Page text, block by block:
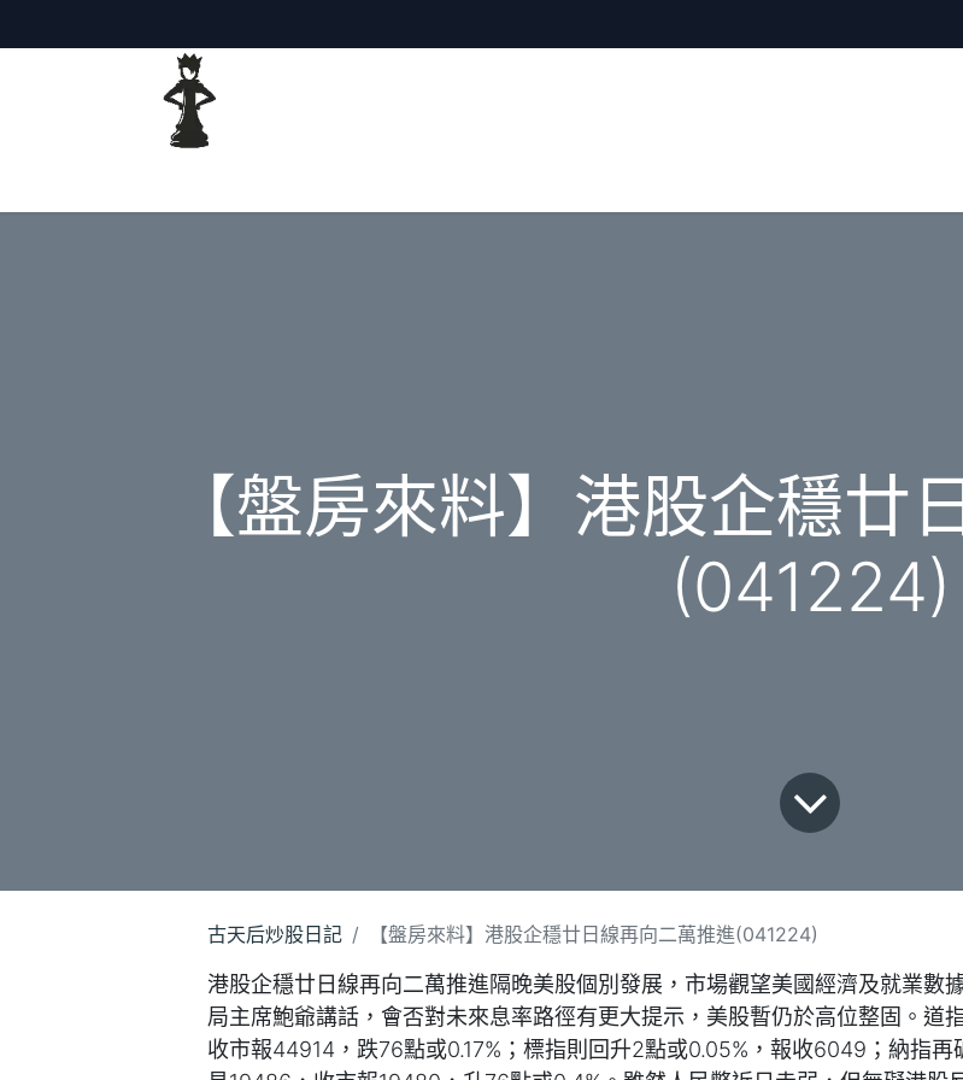
【盤房來料】港股企穩廿
(041224)
古天后炒股日記 【盤房來料】港股企穩廿日線再向二萬推進(041224)
港股企穩廿日線再向二萬推進隔晚美股個別發展，市場觀望美國經濟及就業數
局主席鮑爺講話，會否對未來息率路徑有更大提示，美股暫仍於高位整固。道
收市報44914，跌76點或0.17%；標指則回升2點或0.05%，報收6049；納指再